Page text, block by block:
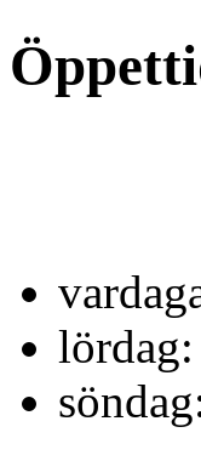
lördag: